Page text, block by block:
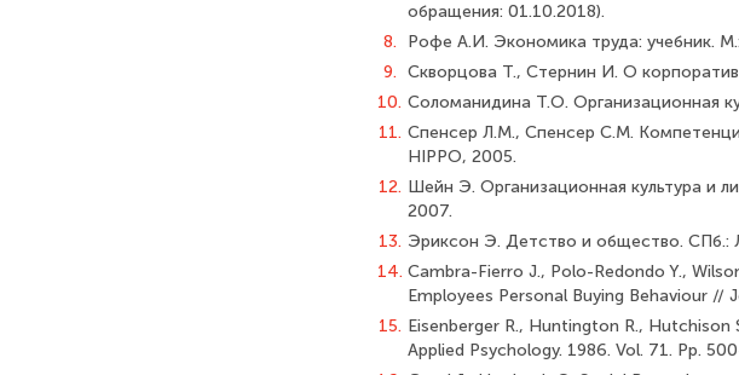
обращения: 01.10.2018).
8.
Рофе А.И. Экономика труда: учебник.
9. Скворцова Т., Стернин И. О
10. Соломанидина Т.О. Организационная
11. Спенсер Л.М., Спенсер С.М.
HIPPO, 2005.
12. Шейн Э. Организационная культура и
2007.
13. Эриксон Э. Детство и общество.
14. Cambra-Fierro J., Polo-Redondo Y.,
Employees Personal Buying Behaviour //
15. Eisenberger R., Huntington R.,
Applied Psychology. 1986. Vol. 71. Pp.